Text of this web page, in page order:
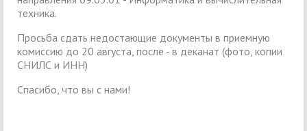
техника.
Просьба сдать недостающие документы в приемную
комиссию до 20 августа, после - в деканат (фото, копии
СНИЛС и ИНН)
Спасибо, что вы с нами!